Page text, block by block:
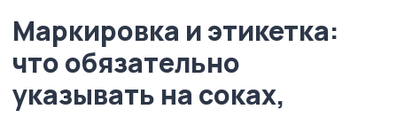
Маркировка и этикетка:
что обязательно
указывать на соках,